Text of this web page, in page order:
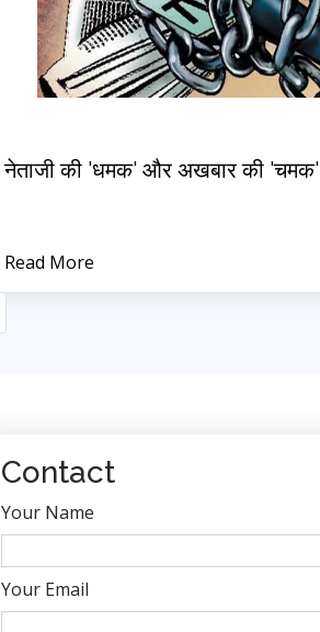
नेताजी की 'धमक' और अखबार की 'चमक'
Read More
Contact
Your Name
Your Email